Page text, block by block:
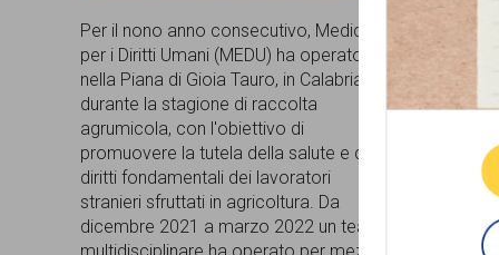
razzismo
curato
da
Lunaria
in
collaborazione
con
Per il nono anno consecutivo, Medici
per i Diritti Umani (MEDU) ha operato
nella Piana di Gioia Tauro, in Calabria,
durante la stagione di raccolta
agrumicola, con l'obiettivo di
promuovere la tutela della salute e dei
diritti fondamentali dei lavoratori
stranieri sfruttati in agricoltura. Da
dicembre 2021 a marzo 2022 un team
presso
Roma
“Roma:
vissuto